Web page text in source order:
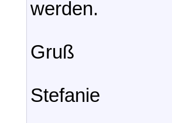
werden.
Gruß
Stefanie